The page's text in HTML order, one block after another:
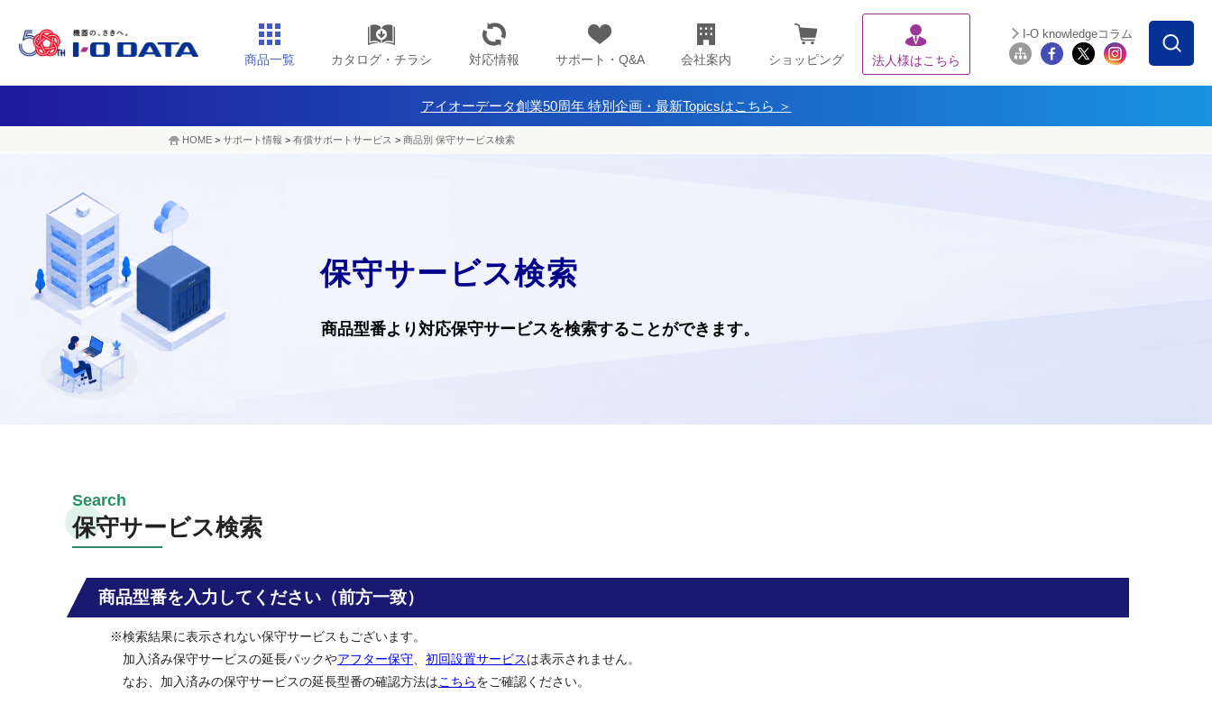
商品一覧 カタログ・チラシ 対応情報 サポート・Q&A 会社案内 ショッピング 法人様はこちら
I-O knowledgeコラム
アイオーデータ創業50周年 特別企画・最新Topicsはこちら ＞
HOME > サポート情報 > 有償サポートサービス > 商品別 保守サービス検索
保守サービス検索
商品型番より対応保守サービスを検索することができます。
保守サービス検索
商品型番を入力してください（前方一致）
※検索結果に表示されない保守サービスもございます。
加入済み保守サービスの延長パックやアフター保守 初回設置サービスは表示されません。
なお、加入済みの保守サービスの延長型番の確認方法はこちらをご確認ください。